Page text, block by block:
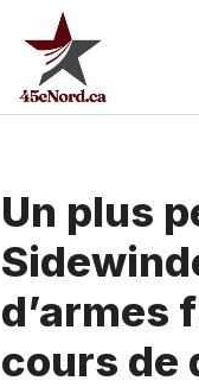
Un plus
d’armes
cours de